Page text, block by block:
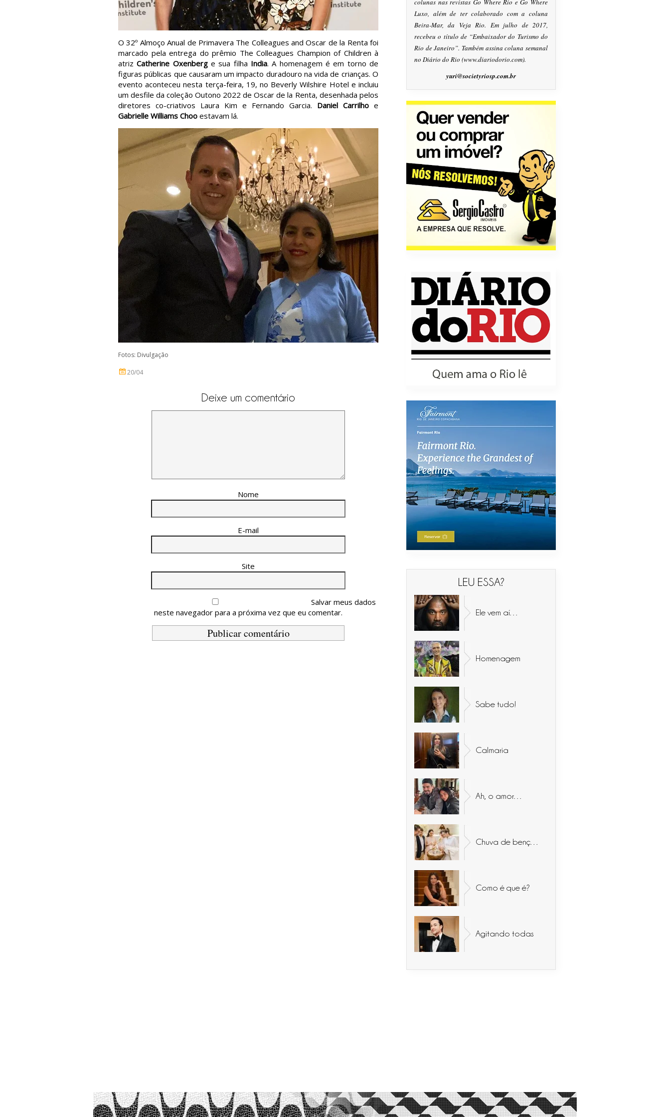
O 32º Almoço Anual de Primavera The Colleagues and Oscar de la Renta foi
marcado pela entrega do prêmio The Colleagues Champion of Children à
atriz Catherine Oxenberge sua filha India. A homenagem é em torno de
figuras públicas que causaram um impacto duradouro na vida de crianças. O
evento aconteceu nesta terça-feira, 19, no Beverly Wilshire Hotel e incluiu
um desfile da coleção Outono 2022 de Oscar de la Renta, desenhada pelos
diretores co-criativos Laura Kim e Fernando Garcia. Daniel Carrilho e
Gabrielle Williams Choo estavam lá.
Fotos: Divulgação
20/04
Deixe um comentário
Nome
E-mail
Site
Salvar meus dados
neste navegador para a próxima vez que eu comentar.
colunas nas revistas Go Where Rio e Go Where
Luxo, além de ter colaborado com a coluna
Beira-Mar, da Veja Rio. Em julho de 2017,
recebeu o título de “Embaixador do Turismo do
Rio de Janeiro”. Também assina coluna semanal
no Diário do Rio (www.diariodorio.com).
yuri@societyriosp.com.br
LEU ESSA?
Ele vem aí…
Homenagem
Sabe tudo!
Calmaria
Ah, o amor…
Como é que é?
Agitando todas